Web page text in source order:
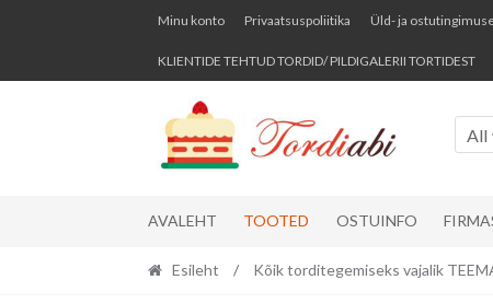
Skip
navigation
Skip
content
Minu konto Privaatsuspoliitika Üld- ja
KLIENTIDE TEHTUD TORDID/ PILDIGALERII TORTIDEST
All
AVALEHT TOOTED OSTUINFO
Esileht / Kõik torditegemiseks vajalik